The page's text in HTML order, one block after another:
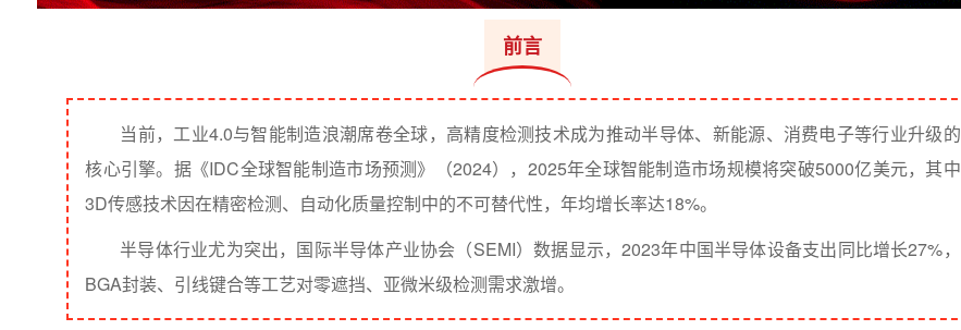
前言
当前，工业4.0与智能制造浪潮席卷全球，高精度检测技术成为推动半导体、新能源、消费电子等行业升级的
核心引擎。据《IDC全球智能制造市场预测》（2024），2025年全球智能制造市场规模将突破5000亿美元，其中
3D传感技术因在精密检测、自动化质量控制中的不可替代性，年均增长率达18%。
半导体行业尤为突出，国际半导体产业协会（SEMI）数据显示，2023年中国半导体设备支出同比增长27%，
BGA封装、引线键合等工艺对零遮挡、亚微米级检测需求激增。